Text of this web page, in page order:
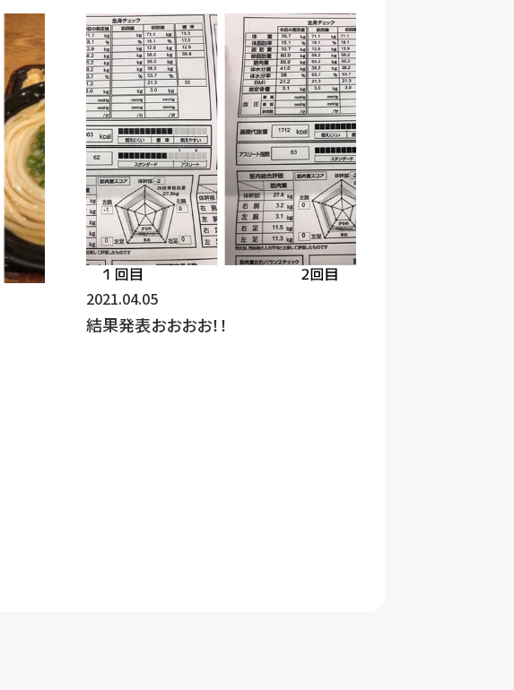
れば担当者が対応させていただきます。
ついて】
や、個人情報に関する相談、苦情及び開示等要求
ば対応致します。
わせ窓口
番1号住友不動産後楽園ビル2階
制定日: 2018年4月2日
2021.04.05
結果発表おおおお！！